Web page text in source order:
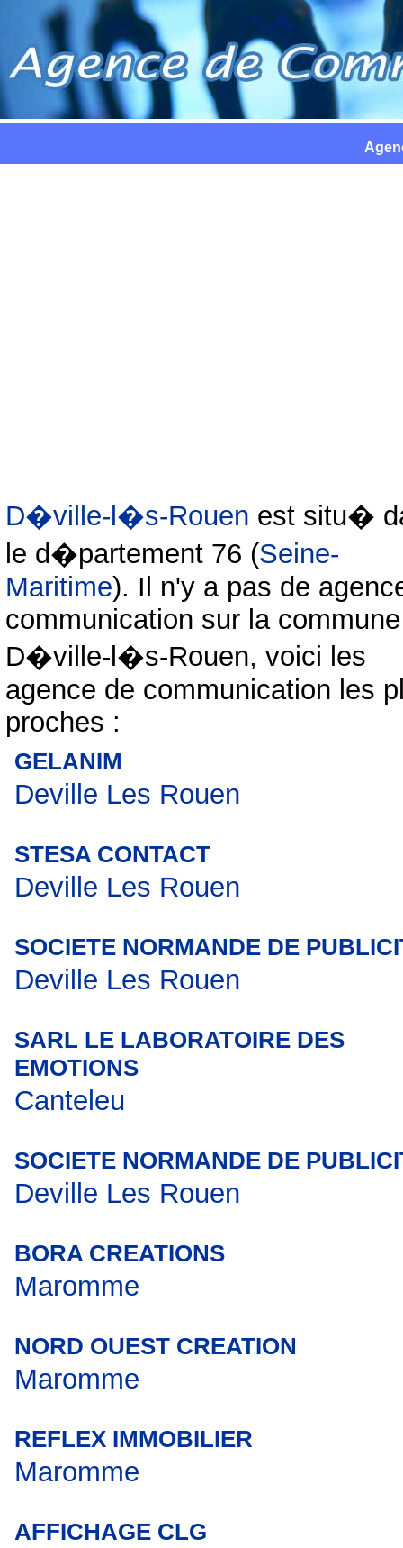
D�ville-l�s-Rouen est situ�
le d�partement 76 (Seine-
Maritime). Il n'y a pas de
communication sur la
D�ville-l�s-Rouen, voici les
agence de communication les
proches :
GELANIM
Deville Les Rouen
STESA CONTACT
Deville Les Rouen
SOCIETE NORMANDE DE
Deville Les Rouen
SARL LE LABORATOIRE DES
EMOTIONS
Canteleu
SOCIETE NORMANDE DE
Deville Les Rouen
BORA CREATIONS
Maromme
NORD OUEST CREATION
Maromme
REFLEX IMMOBILIER
Maromme
AFFICHAGE CLG